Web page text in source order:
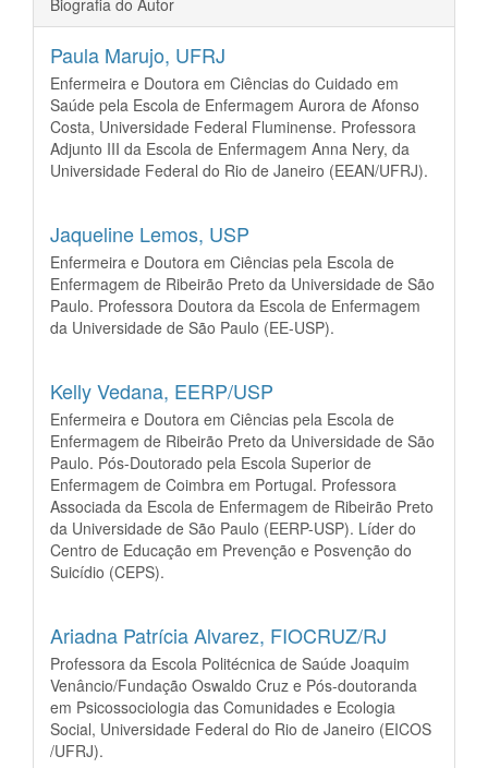
Paula Marujo, UFRJ
Enfermeira e Doutora em Ciências do Cuidado em
Saúde pela Escola de Enfermagem Aurora de Afonso
Costa, Universidade Federal Fluminense. Professora
Adjunto III da Escola de Enfermagem Anna Nery, da
Universidade Federal do Rio de Janeiro (EEAN/UFRJ).
Jaqueline Lemos, USP
Enfermeira e Doutora em Ciências pela Escola de
Enfermagem de Ribeirão Preto da Universidade de São
Paulo. Professora Doutora da Escola de Enfermagem
da Universidade de São Paulo (EE-USP).
Kelly Vedana, EERP/USP
Enfermeira e Doutora em Ciências pela Escola de
Enfermagem de Ribeirão Preto da Universidade de São
Paulo. Pós-Doutorado pela Escola Superior de
Enfermagem de Coimbra em Portugal. Professora
Associada da Escola de Enfermagem de Ribeirão Preto
da Universidade de São Paulo (EERP-USP). Líder do
Centro de Educação em Prevenção e Posvenção do
Suicídio (CEPS).
Ariadna Patrícia Alvarez, FIOCRUZ/RJ
Professora da Escola Politécnica de Saúde Joaquim
Venâncio/Fundação Oswaldo Cruz e Pós-doutoranda
em Psicossociologia das Comunidades e Ecologia
Social, Universidade Federal do Rio de Janeiro (EICOS
/UFRJ).